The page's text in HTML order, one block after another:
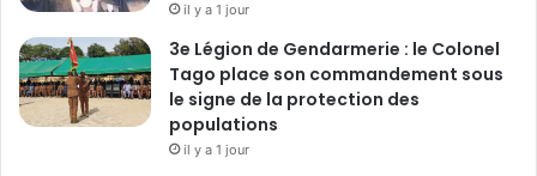
il y a 1 jour
3e Légion de Gendarmerie : le Colonel
Tago place son commandement sous
le signe de la protection des
populations
il y a 1 jour